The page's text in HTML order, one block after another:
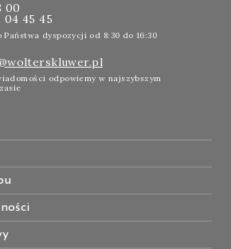
00
04 45 45
Państwa dyspozycji od 8:30 do 16:30
odpowiemy w najszybszym